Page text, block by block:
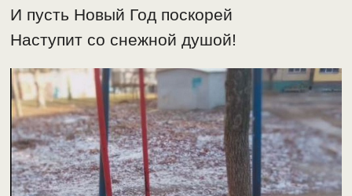
И пусть Новый Год поскорей
Наступит со снежной душой!